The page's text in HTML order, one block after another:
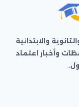
والابتدائية
وأخبار اعتماد